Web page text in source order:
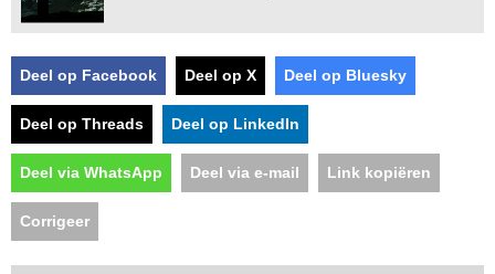
Deel op Facebook Deel op X Deel op Bluesky
Deel op Threads Deel op LinkedIn
Deel via WhatsApp Deel via e-mail Link kopiëren
Corrigeer